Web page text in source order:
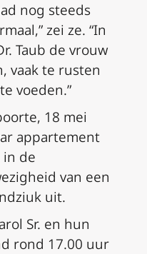
nog steeds
zei ze. “In
Taub de vrouw
vaak te rusten
voeden.”
18 mei
appartement
in de
van een
uit.
Sr. en hun
rond 17.00 uur